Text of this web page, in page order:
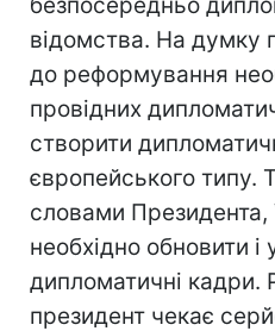
відомства. На думку
до реформування
провідних
створити
європейського типу.
словами Президента,
необхідно обновити і
дипломатичні кадри.
президент чекає